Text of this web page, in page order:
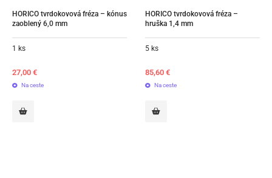
HORICO tvrdokovová fréza – kónus
zaoblený 6,0 mm
1 ks
27,00 €
Na ceste
HORICO tvrdokovová fréza –
hruška 1,4 mm
5 ks
85,60 €
Na ceste